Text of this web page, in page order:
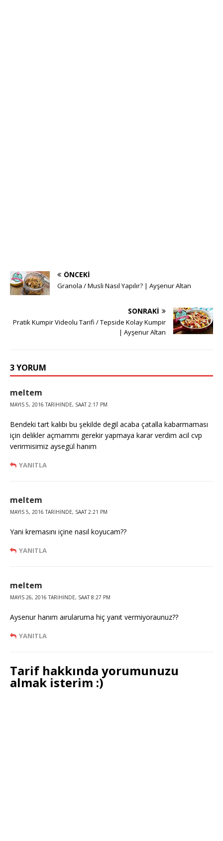
ÖNCEKI
Granola / Musli Nasıl Yapılır? | Ayşenur Altan
SONRAKI
Pratik Kumpir Videolu Tarifi / Tepside Kolay Kumpir
| Ayşenur Altan
3 YORUM
meltem
MAYIS 5, 2016 TARIHINDE, SAAT 2:17 PM
Bendeki tart kalıbı bu şekilde degil acaba çatalla kabarmaması
için delikler açmammı gerekir yapmaya karar verdim acil cvp
verirmisimiz aysegül hanım
YANITLA
meltem
MAYIS 5, 2016 TARIHINDE, SAAT 2:21 PM
Yani kremasını içine nasıl koyucam??
YANITLA
meltem
MAYIS 26, 2016 TARIHINDE, SAAT 8:27 PM
Aysenur hanım aırularuma hiç yanıt vermiyoraunuz??
YANITLA
Tarif hakkında yorumunuzu
almak isterim :)